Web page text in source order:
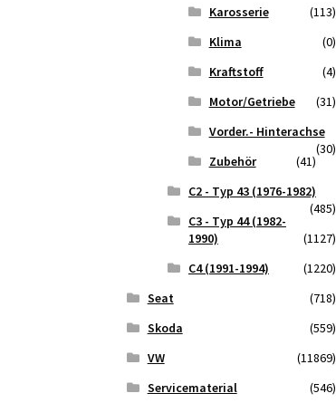
Karosserie
(113)
Klima
(0)
Kraftstoff
(4)
Motor/Getriebe
(31)
Vorder.- Hinterachse
(30)
Zubehör
(41)
C2 - Typ 43 (1976-1982)
(485)
C3 - Typ 44 (1982-
1990)
(1127)
C4 (1991-1994)
(1220)
Seat
(718)
Skoda
(559)
VW
(11869)
Servicematerial
(546)